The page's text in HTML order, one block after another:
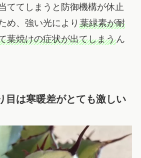
ててしまうと防御機構が休止
め、強い光により 葉緑素が耐
葉焼けの症状が出てしまうん
目は寒暖差がとても激しい